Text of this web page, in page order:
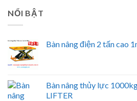
NỔI BẬT
Bàn nâng điện 2 tấn cao
Bàn nâng thủy lực
LIFTER